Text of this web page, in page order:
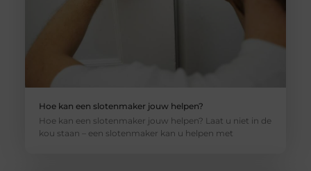
Hoe kan een slotenmaker jouw helpen?
Hoe kan een slotenmaker jouw helpen? Laat u niet in de
kou staan – een slotenmaker kan u helpen met